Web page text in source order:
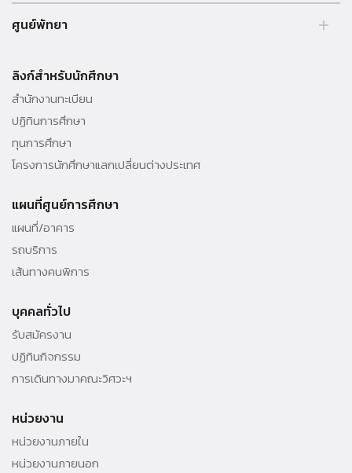
99 หมู่ 18 ถ.พหลโยธิน คลองหลวง รังสิต ปทุมธานี 12121 ประเทศไทย.
Tel. 02 564 3001 -9
ศูนย์พัทยา
010 - 69 ต่อ 3000
ลิงก์สำหรับนักศึกษา
สำนักงานทะเบียน
ปฏิทินการศึกษา
ทุนการศึกษา
โครงการนักศึกษาแลกเปลี่ยนต่างประเทศ
แผนที่ศูนย์การศึกษา
แผนที่/อาคาร
รถบริการ
เส้นทางคนพิการ
บุคคลทั่วไป
รับสมัครงาน
ปฏิทินกิจกรรม
การเดินทางมาคณะวิศวะฯ
หน่วยงาน
หน่วยงานภายใน
หน่วยงานภายนอก